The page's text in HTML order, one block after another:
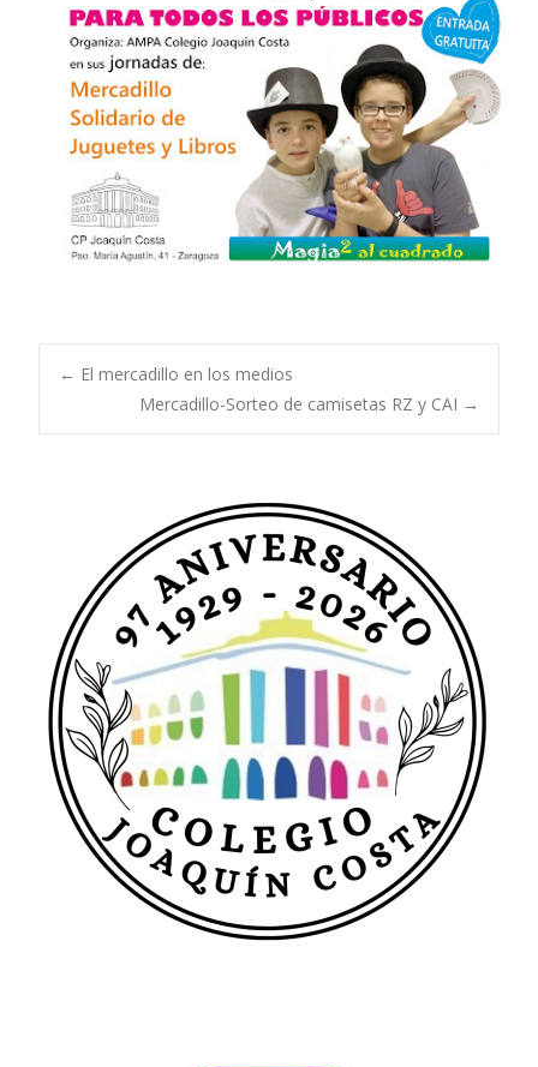
Navegación
entradas
← El mercadillo en los medios
Mercadillo-Sorteo de camisetas RZ y CAI →